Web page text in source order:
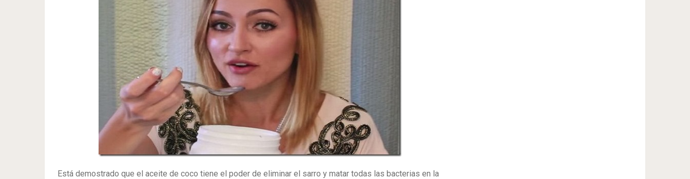
Está demostrado que el aceite de coco tiene el poder de eliminar el sarro y matar todas las bacterias en la